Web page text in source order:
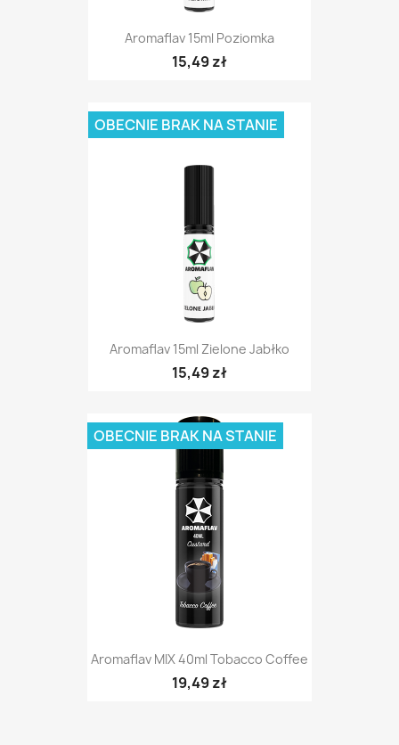
Aromaflav 15ml Poziomka
15,49 zł
Aromaflav 15ml Zielone Jabłko
15,49 zł
OBECNIE BRAK NA STANIE
Aromaflav MIX 40ml Tobacco Coffee
19,49 zł
OBECNIE BRAK NA STANIE